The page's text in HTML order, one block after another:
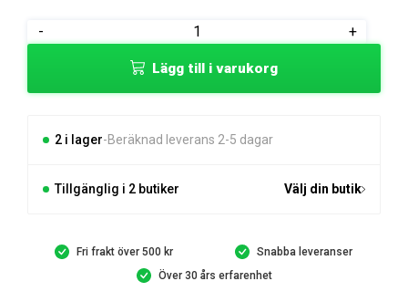
-
Husqvarna
535
Trimmer
+
Lägg till i varukorg
2 i lager Beräknad leverans 2-5 dagar
Tillgänglig i 2 butiker Välj din butik
Fri frakt över 500 kr
Snabba leveranser
Över 30 års erfarenhet